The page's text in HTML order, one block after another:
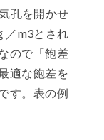
孔を開かせ
／m3とされ
ので「飽差
適な飽差を
す。表の例